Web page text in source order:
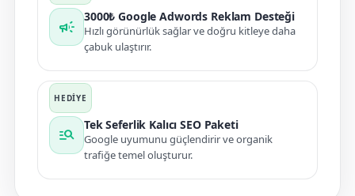
campaign
3000₺ Google Adwords Reklam Desteği
Hızlı görünürlük sağlar ve doğru kitleye daha
çabuk ulaştırır.
manage_search
Tek Seferlik Kalıcı SEO Paketi
Google uyumunu güçlendirir ve organik
trafiğe temel oluşturur.